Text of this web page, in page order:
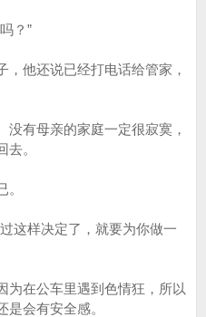
？”
他还说已经打电话给管家，
有母亲的家庭一定很寂寞，
。
样决定了，就要为你做一
在公车里遇到色情狂，所以
会有安全感。